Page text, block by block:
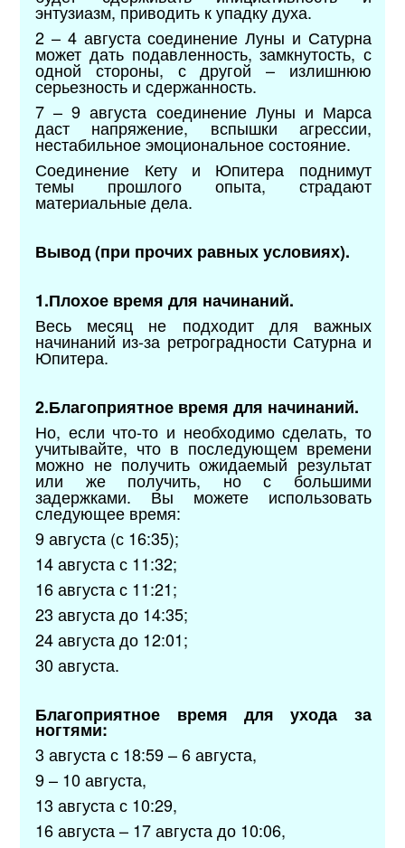
энтузиазм, приводить к упадку духа.
2 – 4 августа соединение Луны и Сатурна
может дать подавленность, замкнутость, с
одной стороны, с другой – излишнюю
серьезность и сдержанность.
7 – 9 августа соединение Луны и Марса
даст напряжение, вспышки агрессии,
нестабильное эмоциональное состояние.
Соединение Кету и Юпитера поднимут
темы прошлого опыта, страдают
материальные дела.
Вывод(при прочих равных условиях).
1.Плохое время для начинаний.
Весь месяц не подходит для важных
начинаний из-за ретроградности Сатурна и
Юпитера.
2.Благоприятное время для начинаний.
Но, если что-то и необходимо сделать, то
учитывайте, что в последующем времени
можно не получить ожидаемый результат
или же получить, но с большими
задержками. Вы можете использовать
следующее время:
9 августа (с 16:35);
14 августа с 11:32;
16 августа с 11:21;
23 августа до 14:35;
24 августа до 12:01;
30 августа.
Благоприятное время для ухода за
ногтями:
3 августа с 18:59 – 6 августа,
9 – 10 августа,
13 августа с 10:29,
16 августа – 17 августа до 10:06,